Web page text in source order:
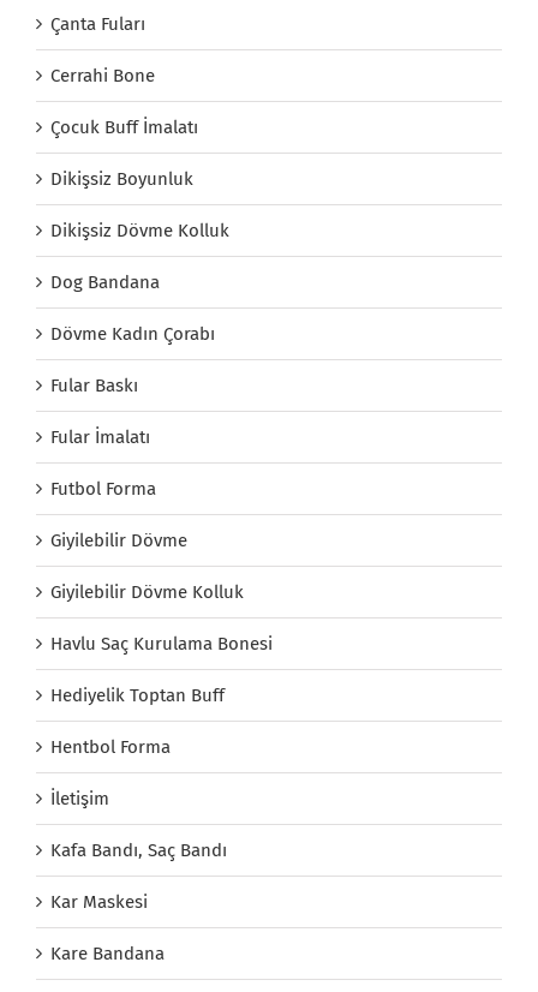
Çanta Fuları
Cerrahi Bone
Çocuk Buff İmalatı
Dikişsiz Boyunluk
Dikişsiz Dövme Kolluk
Dog Bandana
Dövme Kadın Çorabı
Fular Baskı
Fular İmalatı
Futbol Forma
Giyilebilir Dövme
Giyilebilir Dövme Kolluk
Havlu Saç Kurulama Bonesi
Hediyelik Toptan Buff
Hentbol Forma
İletişim
Kafa Bandı, Saç Bandı
Kar Maskesi
Kare Bandana